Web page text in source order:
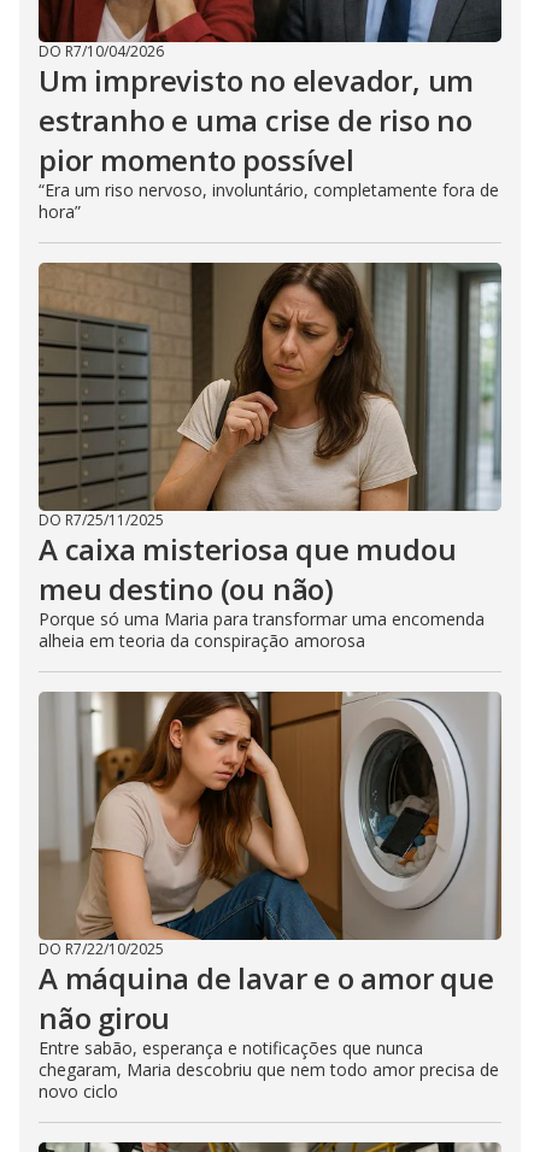
DO R7/10/04/2026
Um imprevisto no elevador, um
estranho e uma crise de riso no
pior momento possível
“Era um riso nervoso, involuntário, completamente fora de
hora”
DO R7/25/11/2025
A caixa misteriosa que mudou
meu destino (ou não)
Porque só uma Maria para transformar uma encomenda
alheia em teoria da conspiração amorosa
DO R7/22/10/2025
A máquina de lavar e o amor que
não girou
Entre sabão, esperança e notificações que nunca
chegaram, Maria descobriu que nem todo amor precisa de
novo ciclo